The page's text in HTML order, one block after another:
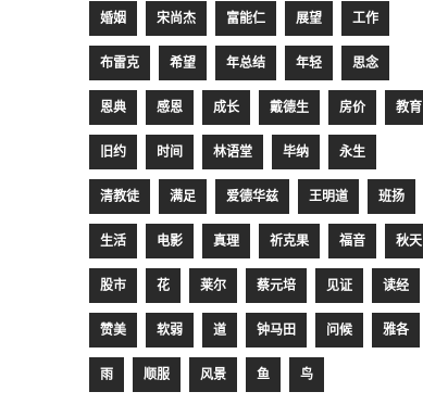
婚姻 宋尚杰 富能仁 展望 工作
布雷克 希望 年总结 年轻 思念
恩典 感恩 成长 戴德生 房价 教育
旧约 时间 林语堂 毕纳 永生
清教徒 满足 爱德华兹 王明道 班扬
生活 电影 真理 祈克果 福音 秋天
股市 花 莱尔 蔡元培 见证 读经
赞美 软弱 道 钟马田 问候 雅各
雨 顺服 风景 鱼 鸟